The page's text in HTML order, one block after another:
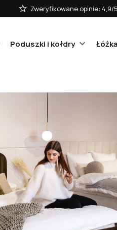
Zweryfikowane opinie: 4,9/5
Poduszki i kołdry